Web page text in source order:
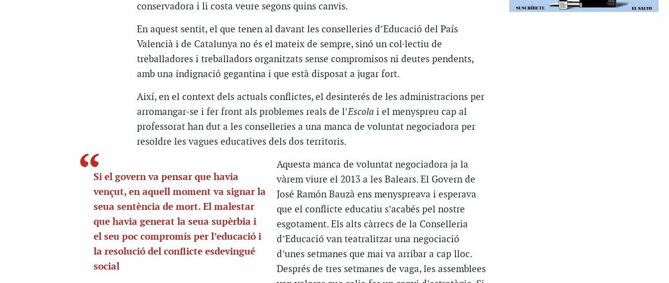
conservadora i li costa veure segons quins canvis.
En aquest sentit, el que tenen al davant les conselleries d’Educació del País
Valencià i de Catalunya no és el mateix de sempre, sinó un col·lectiu de
treballadores i treballadors organitzats sense compromisos ni deutes pendents,
amb una indignació gegantina i que està disposat a jugar fort.
Així, en el context dels actuals conflictes, el desinterés de les administracions per
arromangar-se i fer front als problemes reals de l’Escolai el menyspreu cap al
professorat han dut a les conselleries a una manca de voluntat negociadora per
resoldre les vagues educatives dels dos territoris.
Si el govern va pensar que havia
vençut, en aquell moment va signar la
seua sentència de mort. El malestar
que havia generat la seua supèrbia i
el seu poc compromís per l’educació i
la resolució del conflicte esdevingué
social
Aquesta manca de voluntat negociadora ja la
vàrem viure el 2013 a les Balears. El Govern de
José Ramón Bauzà ens menyspreava i esperava
que el conflicte educatiu s’acabés pel nostre
esgotament. Els alts càrrecs de la Conselleria
d’Educació van teatralitzar una negociació
d’unes setmanes que mai va arribar a cap lloc.
Després de tres setmanes de vaga, les assemblees